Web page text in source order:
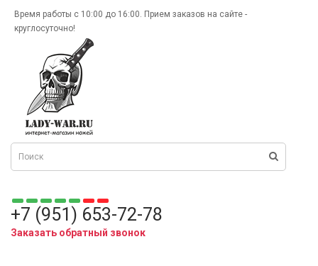
Время работы с 10:00 до 16:00. Прием заказов на сайте -
круглосуточно!
+7 (951) 653-72-78
Заказать обратный звонок